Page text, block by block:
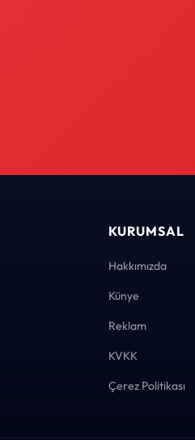
KURUMSAL
Hakkımızda
Künye
Reklam
KVKK
Çerez Politikası